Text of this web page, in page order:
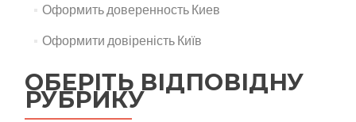
Оформить доверенность Киев
Оформити довіреність Київ
ОБЕРІТЬ ВІДПОВІДНУ
РУБРИКУ